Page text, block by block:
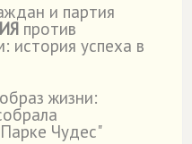
и партия
против
история успеха в
жизни:
Чудес"